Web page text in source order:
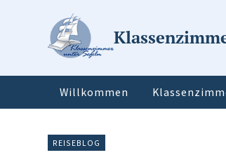
Willkommen
REISEBLOG